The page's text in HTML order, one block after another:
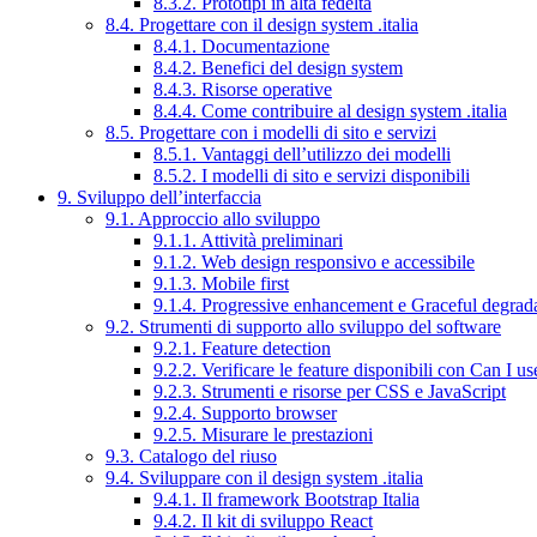
8.4. Progettare con il design system .italia
8.4.1. Documentazione
8.4.2. Benefici del design system
8.4.3. Risorse operative
8.4.4. Come contribuire al design system .italia
8.5. Progettare con i modelli di sito e servizi
8.5.1. Vantaggi dell’utilizzo dei modelli
8.5.2. I modelli di sito e servizi disponibili
9. Sviluppo dell’interfaccia
9.1. Approccio allo sviluppo
9.1.1. Attività preliminari
9.1.2. Web design responsivo e accessibile
9.1.3. Mobile first
9.1.4. Progressive enhancement e Graceful
9.2. Strumenti di supporto allo sviluppo del software
9.2.1. Feature detection
9.2.2. Verificare le feature disponibili con Can I
9.2.3. Strumenti e risorse per CSS e JavaScript
9.2.4. Supporto browser
9.2.5. Misurare le prestazioni
9.3. Catalogo del riuso
9.4. Sviluppare con il design system .italia
9.4.1. Il framework Bootstrap Italia
9.4.2. Il kit di sviluppo React